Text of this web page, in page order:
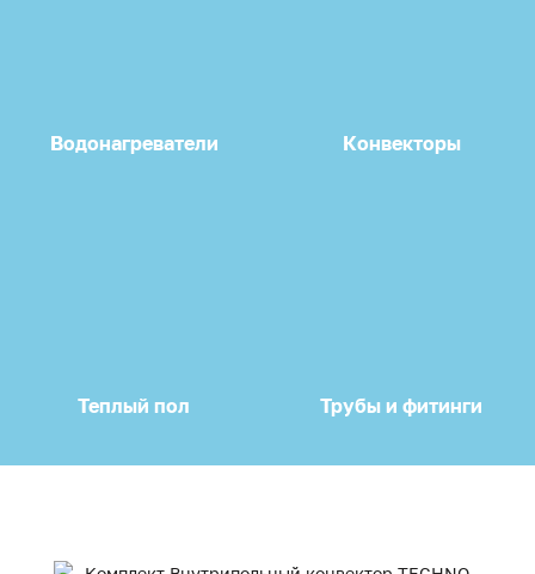
Водонагреватели Конвекторы
Теплый пол Трубы и фитинги